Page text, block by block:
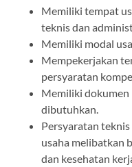
Memiliki tempat
teknis dan
Memiliki modal
Mempekerjakan
persyaratan
Memiliki dokumen
dibutuhkan.
Persyaratan
usaha melibatkan
dan kesehatan